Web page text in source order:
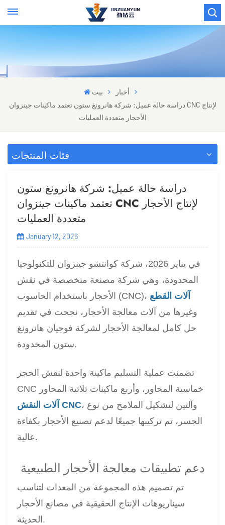
بيت
أخبار
دراسة حالة عميل: شركة هانرونغ ستون تعتمد ماكينات جينزوان CNC لإنتاج
الأحجار متعددة العمليات
فئات المنتجات
دراسة حالة عميل: شركة هانرونغ ستون
تعتمد ماكينات جينزوان CNC لإنتاج الأحجار
متعددة العمليات
January 12, 2026
في يناير 2026، شركة كوانتشو جينزوان للتكنولوجيا
المحدودة، وهي شركة مصنعة متخصصة في نقش
الأحجار باستخدام الحاسوب (CNC)، آلات القطع
وغيرها من آلات معالجة الأحجار، نجحت في تقديم
حل كامل لمعالجة الأحجار لشركة فوجيان هانرونغ
ستون المحدودة.
تضمنت عملية التسليم ماكينة واحدة لنقش الحجر
CNC خماسية المحاور، وأربع ماكينات ثلاثية المحاور
آلات النقش CNC، وآلتين لتشكيل الملامح من نوع
الجسر، تم تركيبها جميعًا لدعم تصنيع الأحجار بكفاءة
عالية.
دعم تطبيقات معالجة الأحجار الطبيعية
تم تصميم هذه المجموعة من المعدات لتناسب
سيناريوهات الإنتاج الحقيقية في مصانع الأحجار
الحديثة.